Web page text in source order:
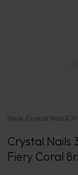
Merk: Crystal Nails|
Crystal Nails
Fiery Coral